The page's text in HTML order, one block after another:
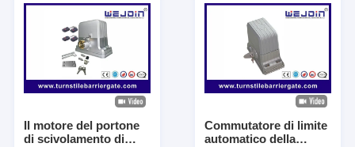
Video
Su di noi
Il motore del portone
di scivolamento di
Commutatore di limite
automatico della